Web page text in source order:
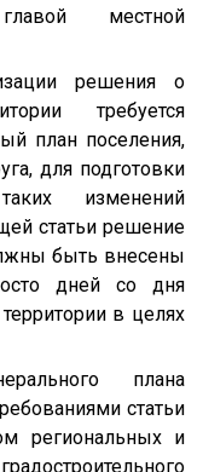
местной
решения о
требуется
план поселения,
для подготовки
изменений
статьи решение
быть внесены
дней со дня
в целях
плана
статьи
региональных и